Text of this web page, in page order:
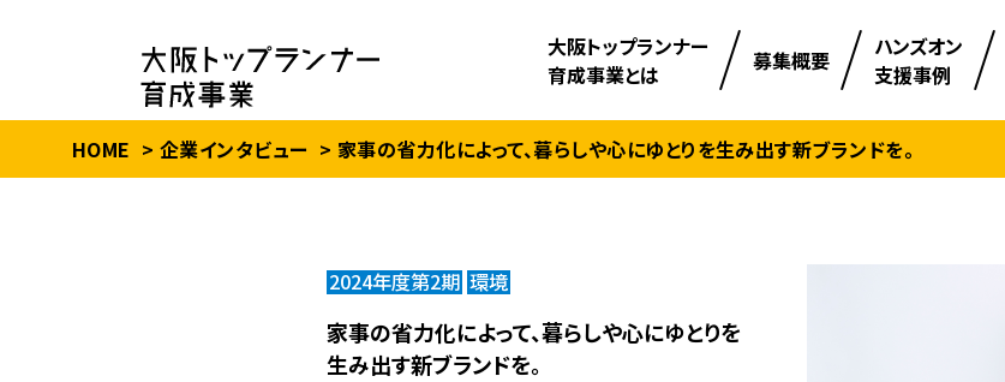
⼤阪トップランナー
育成事業とは
募集概要
ハンズオン
支援事例
HOME 企業インタビュー 家事の省力化によって、暮らしや心にゆとりを生み出す新ブランドを。
2024年度第2期 環境
家事の省力化によって、暮らしや心にゆとりを
生み出す新ブランドを。